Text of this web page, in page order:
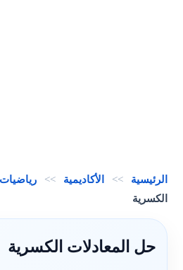
الرئيسية >> الأكاديمية >> رياضيات
الكسرية
حل المعادلات الكسرية